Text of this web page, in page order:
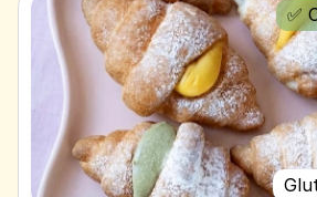
✅